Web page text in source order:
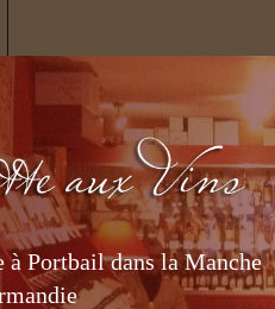
Portbail dans la Manche